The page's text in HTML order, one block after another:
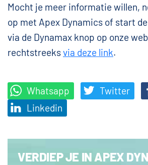
Mocht je meer informatie willen,
op met Apex Dynamics of start
via de Dynamax knop op onze
rechtstreeksvia deze link.
Whatsapp Twitter
Linkedin
VERDIEP JE IN APEX